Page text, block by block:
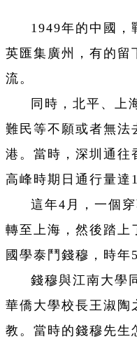
1949年的中國，
英匯集廣州，有的留
流。
同時，北平、上
難民等不願或者無法
港。當時，深圳通往
高峰時期日通行量達
這年4月，一個
轉至上海，然後踏上
國學泰鬥錢穆，時年
錢穆與江南大學
華僑大學校長王淑陶
教。當時的錢穆先生